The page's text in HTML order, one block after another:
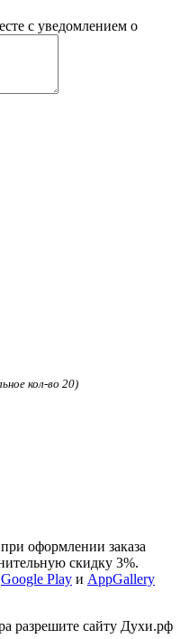
с уведомлением о
кол-во 20)
при оформлении заказа
скидку 3%.
Google Play и AppGallery
разрешите сайту Духи.рф